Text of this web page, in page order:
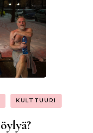
KULTTUURI